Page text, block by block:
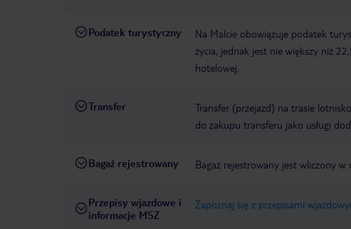
Podatek turystyczny
Na Malcie obowiązuje podatek
życia, jednak jest nie większy niż
hotelowej.
Transfer
Transfer (przejazd) na trasie
do zakupu transferu jako usługi
Bagaż rejestrowany Bagaż rejestrowany jest wliczony w
Przepisy wjazdowe i
informacje MSZ
Zapoznaj się z przepisami